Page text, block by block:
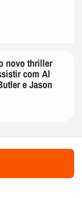
novo thriller
com Al
e Jason